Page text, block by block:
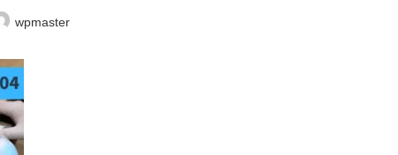
wpmaster